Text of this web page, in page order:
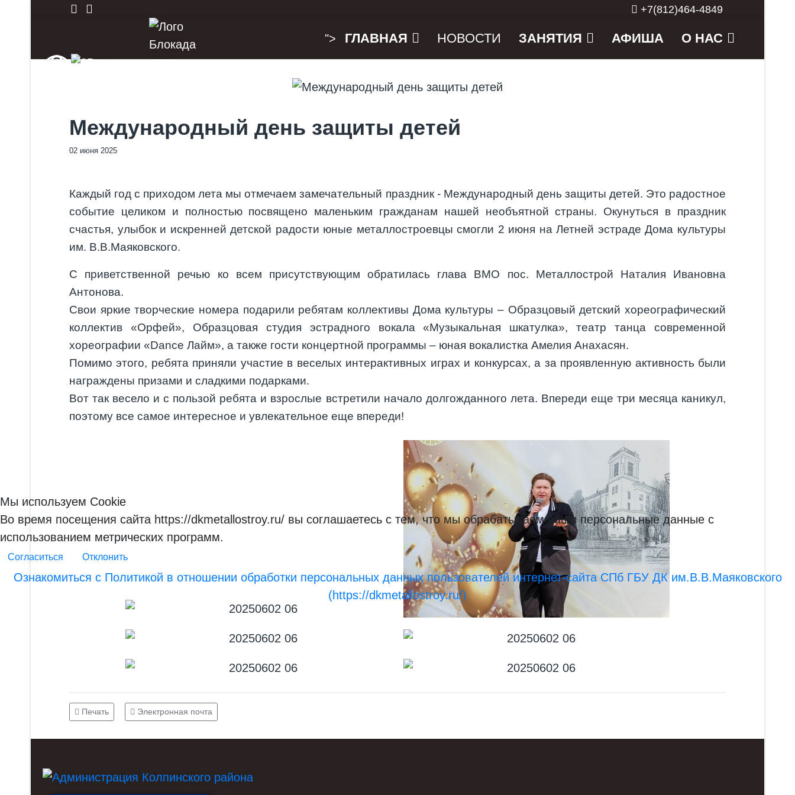
+7(812)464-4849
"> ГЛАВНАЯ НОВОСТИ ЗАНЯТИЯ АФИША О НАС
Международный день защиты детей
02 июня 2025
Каждый год с приходом лета мы отмечаем замечательный праздник - Международный день защиты детей. Это радостное
событие целиком и полностью посвящено маленьким гражданам нашей необъятной страны. Окунуться в праздник
счастья, улыбок и искренней детской радости юные металлостроевцы смогли 2 июня на Летней эстраде Дома культуры
им. В.В.Маяковского.
С приветственной речью ко всем присутствующим обратилась глава ВМО пос. Металлострой Наталия Ивановна
Антонова.
Свои яркие творческие номера подарили ребятам коллективы Дома культуры – Образцовый детский хореографический
коллектив «Орфей», Образцовая студия эстрадного вокала «Музыкальная шкатулка», театр танца современной
хореографии «Dance Лайм», а также гости концертной программы – юная вокалистка Амелия Анахасян.
Помимо этого, ребята приняли участие в веселых интерактивных играх и конкурсах, а за проявленную активность были
награждены призами и сладкими подарками.
Вот так весело и с пользой ребята и взрослые встретили начало долгожданного лета. Впереди еще три месяца каникул,
поэтому все самое интересное и увлекательное еще впереди!
Печать Электронная почта
Мы используем Cookie
Во время посещения сайта https://dkmetallostroy.ru/ вы соглашаетесь с тем, что мы обрабатываем ваши персональные данные с
использованием метрических программ.
Согласиться Отклонить
Ознакомиться с Политикой в отношении обработки персональных данных пользователей интернет-сайта СПб ГБУ ДК им.В.В.Маяковского
(https://dkmetallostroy.ru/)